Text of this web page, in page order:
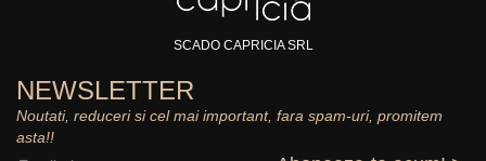
SCADO CAPRICIA SRL
NEWSLETTER
Noutati, reduceri si cel mai important, fara spam-uri, promitem
asta!!